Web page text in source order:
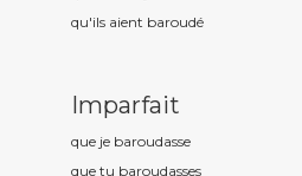
qu'ils aient baroudé
Imparfait
que je baroudasse
que tu baroudasses